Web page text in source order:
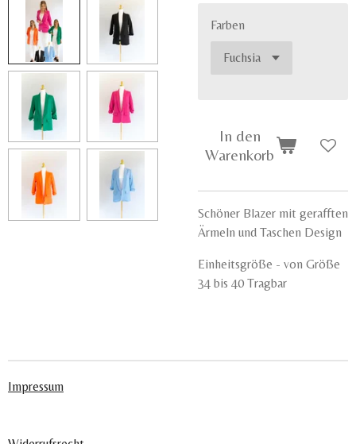
Farben
In den
Warenkorb
Schöner Blazer mit gerafften
Ärmeln und Taschen Design
Einheitsgröße - von Größe
34 bis 40 Tragbar
Impressum